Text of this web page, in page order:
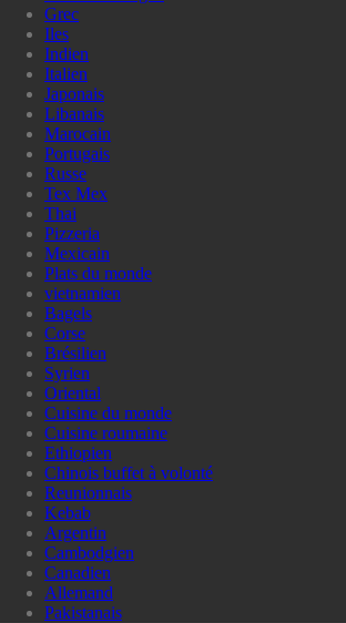
Grec
Iles
Indien
Italien
Japonais
Libanais
Marocain
Portugais
Russe
Tex Mex
Thai
Pizzeria
Mexicain
Plats du monde
vietnamien
Bagels
Corse
Brésilien
Syrien
Oriental
Cuisine du monde
Cuisine roumaine
Ethiopien
Chinois buffet à volonté
Reunionnais
Kebab
Argentin
Cambodgien
Canadien
Allemand
Pakistanais